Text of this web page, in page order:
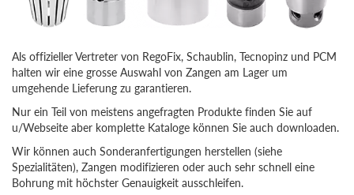
Als offizieller Vertreter von RegoFix, Schaublin, Tecnopinz und PCM
halten wir eine grosse Auswahl von Zangen am Lager um
umgehende Lieferung zu garantieren.
Nur ein Teil von meistens angefragten Produkte finden Sie auf
u/Webseite aber komplette Kataloge können Sie auch downloaden.
Wir können auch Sonderanfertigungen herstellen (siehe
Spezialitäten), Zangen modifizieren oder auch sehr schnell eine
Bohrung mit höchster Genauigkeit ausschleifen.